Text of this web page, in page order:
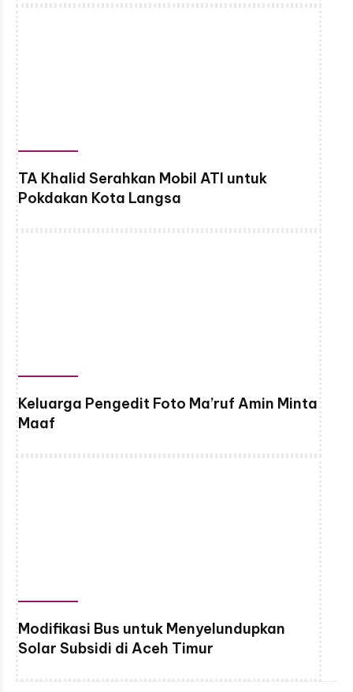
TA Khalid Serahkan Mobil ATI untuk
Pokdakan Kota Langsa
Keluarga Pengedit Foto Ma’ruf Amin Minta
Maaf
Modifikasi Bus untuk Menyelundupkan
Solar Subsidi di Aceh Timur